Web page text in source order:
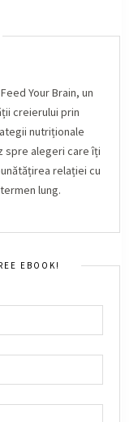
Your Brain, un
creierului prin
nutriționale
spre alegeri care îți
relației cu
lung.
EBOOK!